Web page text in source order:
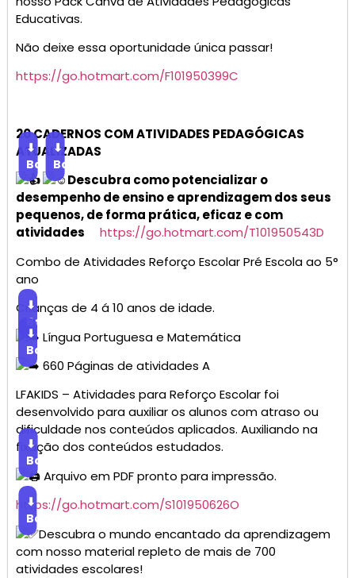
Educativas.
Não deixe essa oportunidade única passar!
https://go.hotmart.com/F101950399C
20 CADERNOS COM ATIVIDADES PEDAGÓGICAS
ATUALIZADAS
⬇
Baixar
⬇
Baixar
Descubra como potencializar o
desempenho de ensino e aprendizagem dos seus
pequenos, de forma prática, eficaz e com
atividades
https://go.hotmart.com/T101950543D
Combo de Atividades Reforço Escolar Pré Escola ao 5°
ano
Crianças de 4 á 10 anos de idade.
⬇
Baixar
Língua Portuguesa e Matemática
⬇
Baixar
660 Páginas de atividades A
LFAKIDS – Atividades para Reforço Escolar foi
desenvolvido para auxiliar os alunos com atraso ou
dificuldade nos conteúdos aplicados. Auxiliando na
fixação dos conteúdos estudados.
⬇
Baixar
Arquivo em PDF pronto para impressão.
https://go.hotmart.com/S101950626O
⬇
Baixar
Descubra o mundo encantado da aprendizagem
com nosso material repleto de mais de 700
atividades escolares!